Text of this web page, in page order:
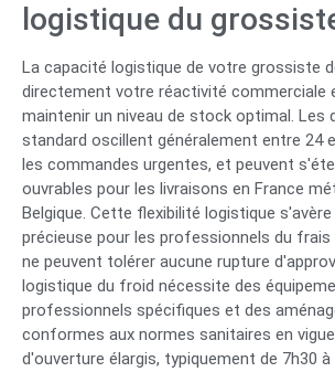
logistique du
La capacité logistique de votre grossiste
directement votre réactivité commerciale
maintenir un niveau de stock optimal. Les
standard oscillent généralement entre 24
les commandes urgentes, et peuvent
ouvrables pour les livraisons en France
Belgique. Cette flexibilité logistique
précieuse pour les professionnels du frais
ne peuvent tolérer aucune rupture
logistique du froid nécessite des
professionnels spécifiques et des
conformes aux normes sanitaires en
d'ouverture élargis, typiquement de 7h30 à